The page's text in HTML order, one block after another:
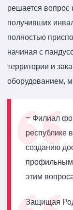
решается вопрос
получивших
полностью
начиная с
территории и
оборудованием,
– Филиал
республике
созданию
профильным
этим
Защищая